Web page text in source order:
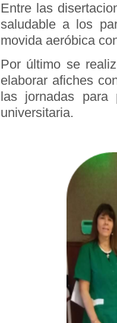
Entre las
saludable a los
movida aeróbica
Por último se
elaborar afiches
las jornadas para
universitaria.